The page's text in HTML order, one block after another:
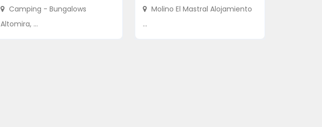
Camping - Bungalows
Altomira, ...
Molino El Mastral Alojamiento
...